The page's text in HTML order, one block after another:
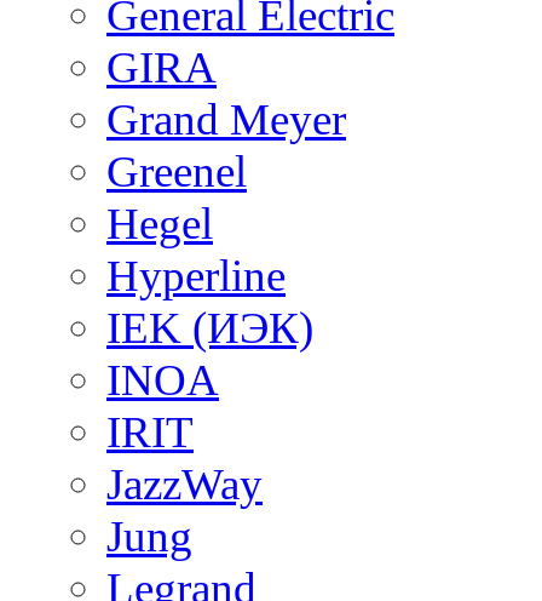
General Electric
GIRA
Grand Meyer
Greenel
Hegel
Hyperline
IEK (ИЭК)
INOA
IRIT
JazzWay
Jung
Legrand